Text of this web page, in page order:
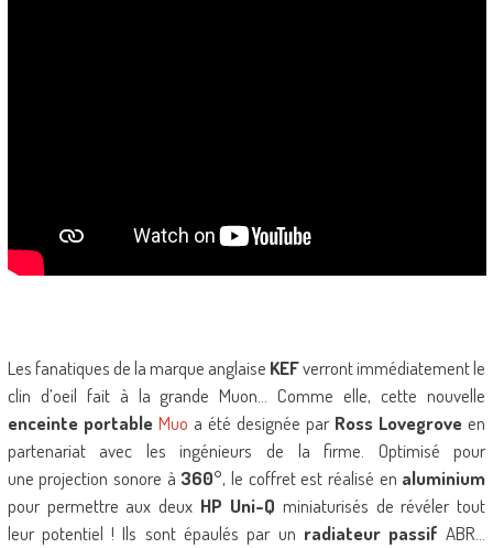
Les fanatiques de la marque anglaise KEFverront immédiatement le
clin d’oeil fait à la grande Muon… Comme elle, cette nouvelle
enceinte portable Muo a été designée par Ross Lovegrove en
partenariat avec les ingénieurs de la firme. Optimisé pour
une projection sonore à 360°, le coffret est réalisé en aluminium
pour permettre aux deux HP Uni-Q miniaturisés de révéler tout
leur potentiel ! Ils sont épaulés par un radiateur passif ABR…